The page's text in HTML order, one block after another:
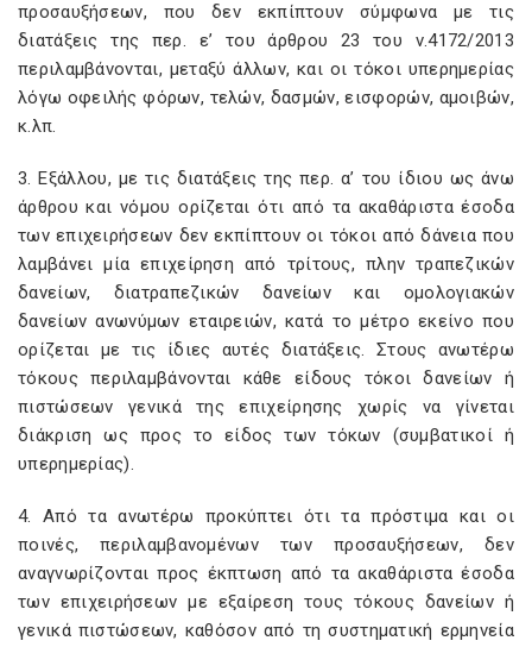
προσαυξήσεων, που δεν εκπίπτουν σύμφωνα με τις
διατάξεις της περ. ε’ του άρθρου 23 του ν.4172/2013
περιλαμβάνονται, μεταξύ άλλων, και οι τόκοι υπερημερίας
λόγω οφειλής φόρων, τελών, δασμών, εισφορών, αμοιβών,
κ.λπ.
3. Εξάλλου, με τις διατάξεις της περ. α’ του ίδιου ως άνω
άρθρου και νόμου ορίζεται ότι από τα ακαθάριστα έσοδα
των επιχειρήσεων δεν εκπίπτουν οι τόκοι από δάνεια που
λαμβάνει μία επιχείρηση από τρίτους, πλην τραπεζικών
δανείων, διατραπεζικών δανείων και ομολογιακών
δανείων ανωνύμων εταιρειών, κατά το μέτρο εκείνο που
ορίζεται με τις ίδιες αυτές διατάξεις. Στους ανωτέρω
τόκους περιλαμβάνονται κάθε είδους τόκοι δανείων ή
πιστώσεων γενικά της επιχείρησης χωρίς να γίνεται
διάκριση ως προς το είδος των τόκων (συμβατικοί ή
υπερημερίας).
4. Από τα ανωτέρω προκύπτει ότι τα πρόστιμα και οι
ποινές, περιλαμβανομένων των προσαυξήσεων, δεν
αναγνωρίζονται προς έκπτωση από τα ακαθάριστα έσοδα
των επιχειρήσεων με εξαίρεση τους τόκους δανείων ή
γενικά πιστώσεων, καθόσον από τη συστηματική ερμηνεία